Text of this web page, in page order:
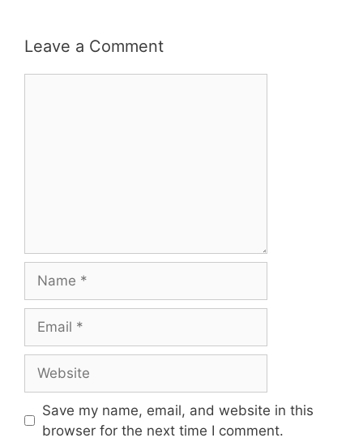
Leave a Comment
Save my name, email, and website in this
browser for the next time I comment.